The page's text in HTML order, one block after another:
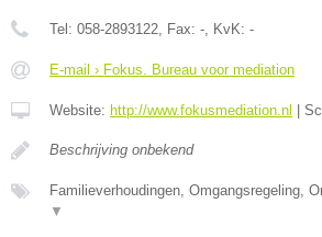
Tel: 058-2893122, Fax: -, KvK: -
E-mail › Fokus. Bureau voor mediation
Website: http://www.fokusmediation.nl
Beschrijving onbekend
Familieverhoudingen, Omgangsregeling,
▼